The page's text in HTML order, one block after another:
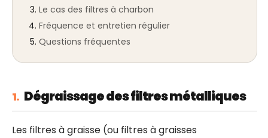
Le cas des filtres à charbon
Fréquence et entretien régulier
Questions fréquentes
1. Dégraissage des filtres métalliques
Les filtres à graisse (ou filtres à graisses